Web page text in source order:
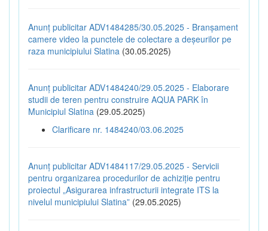
Anunț publicitar ADV1484285/30.05.2025 - Branșament
camere video la punctele de colectare a deșeurilor pe
raza municipiului Slatina (30.05.2025)
Anunț publicitar ADV1484240/29.05.2025 - Elaborare
studii de teren pentru construire AQUA PARK în
Municipiul Slatina (29.05.2025)
Clarificare nr. 1484240/03.06.2025
Anunț publicitar ADV1484117/29.05.2025 - Servicii
pentru organizarea procedurilor de achiziție pentru
proiectul „Asigurarea infrastructurii integrate ITS la
nivelul municipiului Slatina” (29.05.2025)